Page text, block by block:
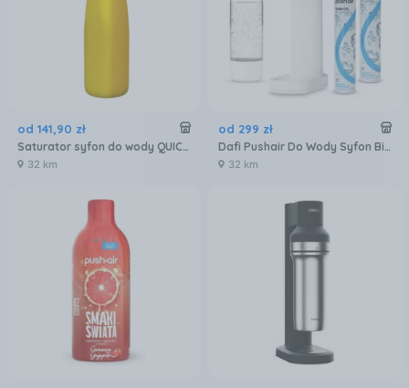
od 141,90 zł
Saturator syfon do wody QUICK SODA SA-01 złoty 1L - summer edition
32 km
od 299 zł
Dafi Pushair Do Wody Syfon Biały + 2 Naboje + Butelka 0,7
32 km